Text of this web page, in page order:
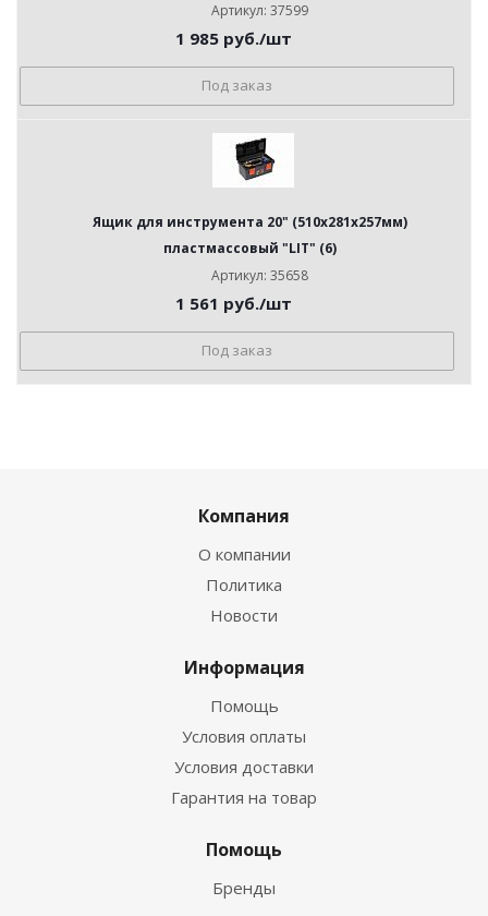
Артикул: 37599
1 985руб./шт
Под заказ
Ящик для инструмента 20" (510х281х257мм)
пластмассовый "LIT" (6)
Артикул: 35658
1 561 руб./шт
Под заказ
Компания
О компании
Политика
Новости
Информация
Помощь
Условия оплаты
Условия доставки
Гарантия на товар
Помощь
Бренды